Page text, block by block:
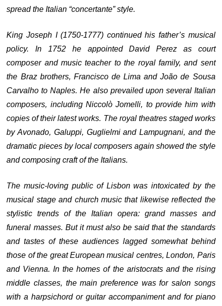
spread the Italian “concertante” style.
King Joseph I (1750-1777) continued his father’s musical
policy. In 1752 he appointed David Perez as court
composer and music teacher to the royal family, and sent
the Braz brothers, Francisco de Lima and João de Sousa
Carvalho to Naples. He also prevailed upon several Italian
composers, including Niccolò Jomelli, to provide him with
copies of their latest works. The royal theatres staged works
by Avonado, Galuppi, Guglielmi and Lampugnani, and the
dramatic pieces by local composers again showed the style
and composing craft of the Italians.
The music-loving public of Lisbon was intoxicated by the
musical stage and church music that likewise reflected the
stylistic trends of the Italian opera: grand masses and
funeral masses. But it must also be said that the standards
and tastes of these audiences lagged somewhat behind
those of the great European musical centres, London, Paris
and Vienna. In the homes of the aristocrats and the rising
middle classes, the main preference was for salon songs
with a harpsichord or guitar accompaniment and for piano